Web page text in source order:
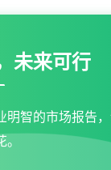
未来可行
明智的市场报告